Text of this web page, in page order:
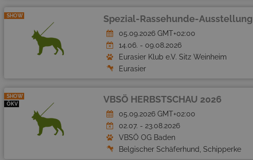
SHOW Spezial-Rassehunde-
05.09.2026 GMT+02:00
14.06. - 09.08.2026
Eurasier Klub e.V. Sitz Weinheim
Eurasier
SHOW
ÖKV
VBSÖ HERBSTSCHAU 2026
05.09.2026 GMT+02:00
02.07. - 23.08.2026
VBSÖ OG Baden
Belgischer Schäferhund, Schipperke